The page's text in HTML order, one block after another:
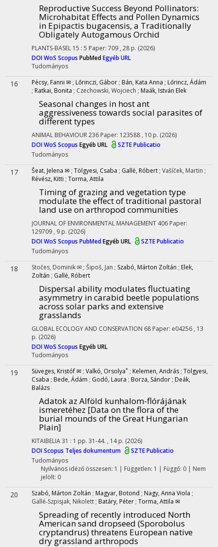
Reproductive Success Beyond Pollinators:
Microhabitat Effects and Pollen Dynamics
in Epipactis bugacensis, a Traditionally
Obligately Autogamous Orchid
PLANTS-BASEL 15 : 5 Paper: 709 , 28 p. (2026)
DOIWoS Scopus PubMedEgyéb URL
Tudományos
16 Pécsy, Fanni ✉ ; Lőrinczi, Gábor ; Bán, Kata Anna ; Lőrincz, Ádám
; Ratkai, Bonita ; Czechowski, Wojciech ; Maák, István Elek
Seasonal changes in host ant
aggressiveness towards social parasites of
different types
ANIMAL BEHAVIOUR236 Paper: 123588 , 10 p. (2026)
DOIWoS Scopus Egyéb URL
SZTE Publicatio
Tudományos
17 Šeat, Jelena ✉ ; Tölgyesi, Csaba ; Gallé, Róbert ; Vašíček, Martin ;
Révész, Kitti ; Torma, Attila
Timing of grazing and vegetation type
modulate the effect of traditional pastoral
land use on arthropod communities
JOURNAL OF ENVIRONMENTAL MANAGEMENT 406 Paper:
129709 , 9 p. (2026)
DOIWoS Scopus PubMedEgyéb URL
SZTE Publicatio
Tudományos
18 Stočes, Dominik ✉ ; Šipoš, Jan ; Szabó, Márton Zoltán ; Elek,
Zoltán ; Gallé, Róbert
Dispersal ability modulates fluctuating
asymmetry in carabid beetle populations
across solar parks and extensive
grasslands
GLOBAL ECOLOGY AND CONSERVATION 68 Paper: e04256 , 13
p. (2026)
DOIWoS Scopus Egyéb URL
Tudományos
19 Süveges, Kristóf ✉ ; Valkó, Orsolya* ; Kelemen, András ; Tölgyesi,
Csaba ; Bede, Ádám ; Godó, Laura ; Borza, Sándor ; Deák,
Balázs
Adatok az Alföld kunhalom-flórájának
ismeretéhez [Data on the flora of the
burial mounds of the Great Hungarian
Plain]
KITAIBELIA31 : 1 pp. 31-44. , 14 p. (2026)
DOIScopus Teljes dokumentum
SZTE Publicatio
Tudományos
Nyilvános idéző összesen: 1 | Független: 1 | Függő: 0 | Nem
jelölt: 0
20 Szabó, Márton Zoltán ; Magyar, Botond ; Nagy, Anna Viola ;
Gallé‐Szpisjak, Nikolett ; Batáry, Péter ; Torma, Attila ✉
Spreading of recently introduced North
American sand dropseed (Sporobolus
cryptandrus) threatens European native
dry grassland arthropods